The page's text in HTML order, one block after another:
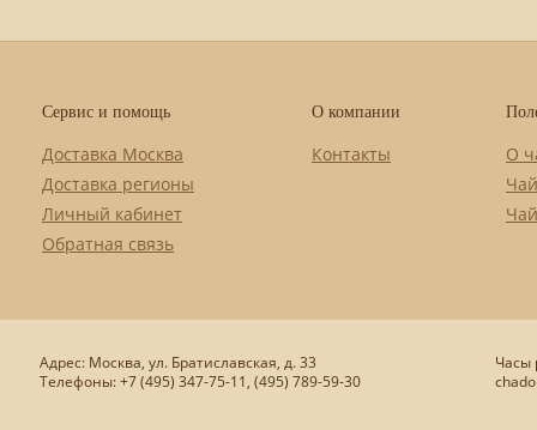
Сервис и помощь
Доставка Москва
Доставка регионы
Личный кабинет
Обратная связь
О компании
Контакты
О
Адрес: Москва, ул. Братиславская, д. 33
Телефоны: +7 (495) 347-75-11, (495) 789-59-30
Часы